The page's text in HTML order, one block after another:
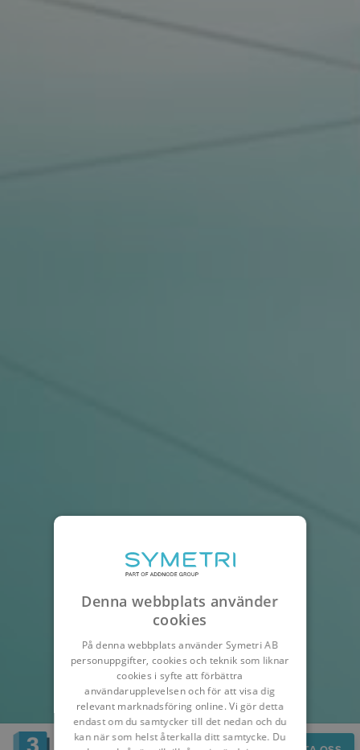
Denna webbplats använder
cookies
På denna webbplats använder Symetri AB
personuppgifter, cookies och teknik som liknar
cookies i syfte att förbättra
användarupplevelsen och för att visa dig
relevant marknadsföring online. Vi gör detta
endast om du samtycker till det nedan och du
kan när som helst återkalla ditt samtycke. Du